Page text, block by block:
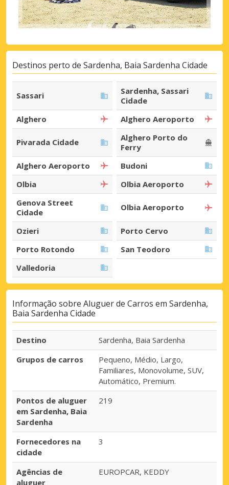
Destinos perto de Sardenha, Baia Sardenha Cidade
Sassari
Sardenha, Sassari
Cidade
Alghero
Alghero Aeroporto
Pivarada Cidade
Alghero Porto do
Ferry
Alghero Aeroporto
Budoni
Olbia
Olbia Aeroporto
Genova Street
Cidade
Olbia Aeroporto
Ozieri
Porto Cervo
Porto Rotondo
San Teodoro
Valledoria
Informação sobre Aluguer de Carros em Sardenha,
Baia Sardenha Cidade
Destino
Sardenha, Baia Sardenha
Grupos de carros
Pequeno, Médio, Largo,
Familiares, Monovolume, SUV,
Automático, Premium.
Pontos de aluguer
em Sardenha, Baia
Sardenha
219
Fornecedores na
cidade
3
Agências de
aluguer
EUROPCAR, KEDDY